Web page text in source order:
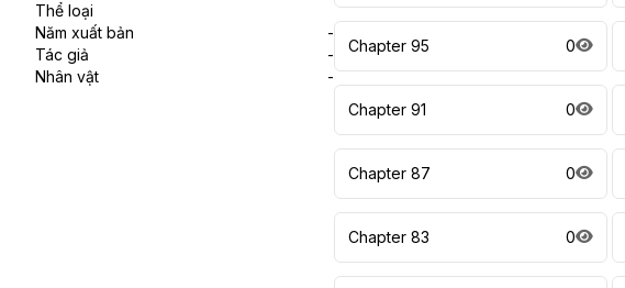
Thể loại
Năm xuất bản
-
Tác giả
-
Nhân vật
-
Chapter 95 0
Chapter 91 0
Chapter 87 0
Chapter 83 0